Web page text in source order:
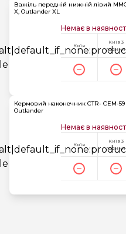
Важіль передній нижній лівий
X, Outlander XL
Немає в
Київ
Київ 3
години
Кермовий наконечник CTR- CEM-59
Outlander
Немає в
Київ
Київ 3
години